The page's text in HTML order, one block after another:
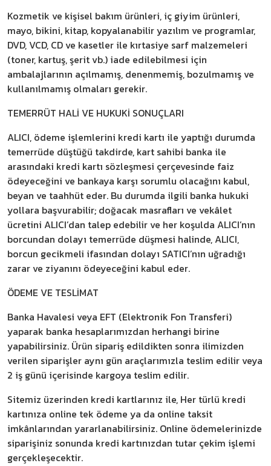
Kozmetik ve kişisel bakım ürünleri, iç giyim ürünleri,
mayo, bikini, kitap, kopyalanabilir yazılım ve programlar,
DVD, VCD, CD ve kasetler ile kırtasiye sarf malzemeleri
(toner, kartuş, şerit vb.) iade edilebilmesi için
ambalajlarının açılmamış, denenmemiş, bozulmamış ve
kullanılmamış olmaları gerekir.
TEMERRÜT HALİ VE HUKUKİ SONUÇLARI
ALICI, ödeme işlemlerini kredi kartı ile yaptığı durumda
temerrüde düştüğü takdirde, kart sahibi banka ile
arasındaki kredi kartı sözleşmesi çerçevesinde faiz
ödeyeceğini ve bankaya karşı sorumlu olacağını kabul,
beyan ve taahhüt eder. Bu durumda ilgili banka hukuki
yollara başvurabilir; doğacak masrafları ve vekâlet
ücretini ALICI’dan talep edebilir ve her koşulda ALICI’nın
borcundan dolayı temerrüde düşmesi halinde, ALICI,
borcun gecikmeli ifasından dolayı SATICI’nın uğradığı
zarar ve ziyanını ödeyeceğini kabul eder.
ÖDEME VE TESLİMAT
Banka Havalesi veya EFT (Elektronik Fon Transferi)
yaparak banka hesaplarımızdan herhangi birine
yapabilirsiniz. Ürün sipariş edildikten sonra ilimizden
verilen siparişler aynı gün araçlarımızla teslim edilir veya
2 iş günü içerisinde kargoya teslim edilir.
Sitemiz üzerinden kredi kartlarınız ile, Her türlü kredi
kartınıza online tek ödeme ya da online taksit
imkânlarından yararlanabilirsiniz. Online ödemelerinizde
siparişiniz sonunda kredi kartınızdan tutar çekim işlemi
gerçekleşecektir.